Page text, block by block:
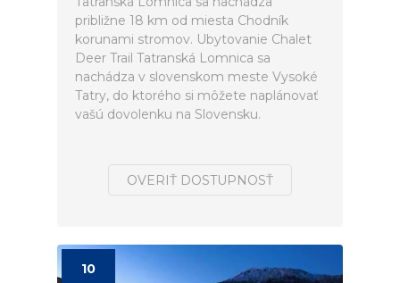
približne 18 km od miesta Chodník
korunami stromov. Ubytovanie Chalet
Deer Trail Tatranská Lomnica sa
nachádza v slovenskom meste Vysoké
Tatry, do ktorého si môžete naplánovať
vašú dovolenku na Slovensku.
OVERIŤ DOSTUPNOSŤ
10